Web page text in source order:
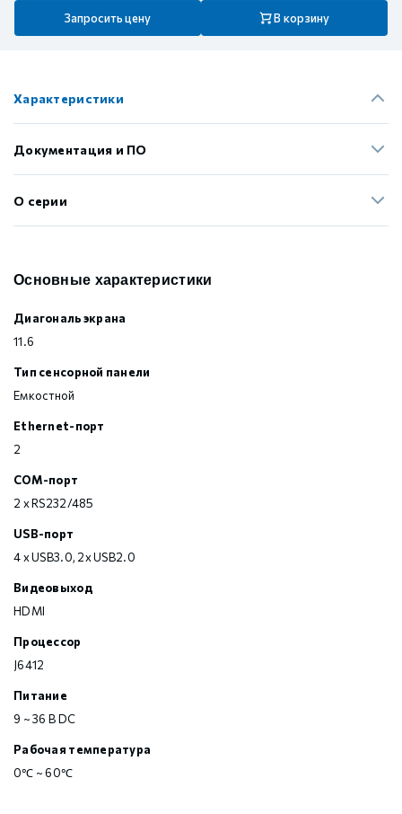
Запросить цену В корзину
Характеристики
Документация и ПО
О серии
Основные характеристики
Диагональ экрана
11.6
Тип сенсорной панели
Емкостной
Ethernet-порт
2
COM-порт
2 x RS232/485
USB-порт
4 x USB3.0, 2x USB2.0
Видеовыход
HDMI
Процессор
J6412
Питание
9 ~ 36 В DC
Рабочая температура
0℃ ~ 60℃